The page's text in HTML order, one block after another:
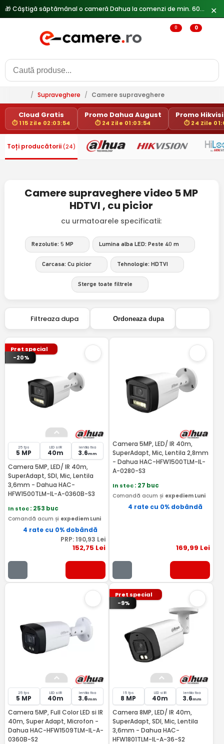
✕
0 0
/ Supraveghere / Camere supraveghere
Cloud Gratis
⏱ 115 Zile 02:03:54
Promo Dahua August
⏱ 24 Zile 01:03:54
Promo
⏱ 24 Zile
Toți producătorii (24)
Camere supraveghere video 5 MP
HDTVI , cu picior
cu urmatoarele specificatii:
Rezolutie: 5 MP Lumina alba LED: Peste 40 m
Carcasa: Cu picior Tehnologie: HDTVI
Sterge toate filtrele
Filtreaza dupa Ordoneaza dupa
Pret special
-20%
25 fps
5 MP
LED si IR
40m
lentila fixa
3.6mm
Camera 5MP, LED/ IR 40m,
SuperAdapt, SDI, Mic, Lentila
3,6mm - Dahua HAC-
HFW1500TLM-IL-A-0360B-S3
In stoc: 253 buc
Comandă acum și expediem Luni
4 rate cu 0% dobândă
PRP: 190,93 Lei
152,75 Lei
Camera 5MP, LED/ IR 40m,
SuperAdapt, Mic, Lentila 2,8mm
- Dahua HAC-HFW1500TLM-IL-
A-0280-S3
In stoc: 27 buc
Comandă acum și expediem Luni
4 rate cu 0% dobândă
169,99 Lei
25 fps
5 MP
LED si IR
40m
lentila fixa
3.6mm
Camera 5MP, Full Color LED si IR
40m, Super Adapt, Microfon -
Dahua HAC-HFW1509TLM-IL-A-
0360B-S2
Pret special
-9%
15 fps
8 MP
LED si IR
40m
lentila fixa
3.6mm
Camera 8MP, LED/ IR 40m,
SuperAdapt, SDI, Mic, Lentila
3,6mm - Dahua HAC-
HFW1801TLM-IL-A-36-S2